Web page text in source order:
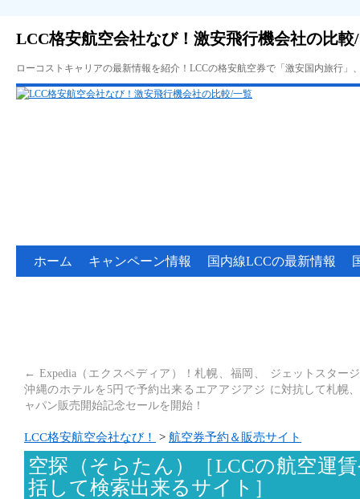
LCC格安航空会社なび！激安飛行機会社の比較
ローコストキャリアの最新情報を紹介！LCCの格安航空券で「激安国内旅行
ホーム キャンペーン情報 国内線LCCの最新情報
← Expedia（エクスペディア）！札幌、福岡、
沖縄のホテルを5円で予約出来るエアアジアジ
ャパン販売開始記念セールを開始！
ジェットスター
に対抗して札幌
LCC格安航空会社なび！ > 航空券予約＆販売サイト
空探（そらたん）［LCCの航空運
括して検索出来るサイト］